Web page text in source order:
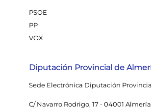
PSOE
PP
VOX
Diputación Provincial de
Sede Electrónica Diputación
C/ Navarro Rodrigo, 17 - 04001 Almería